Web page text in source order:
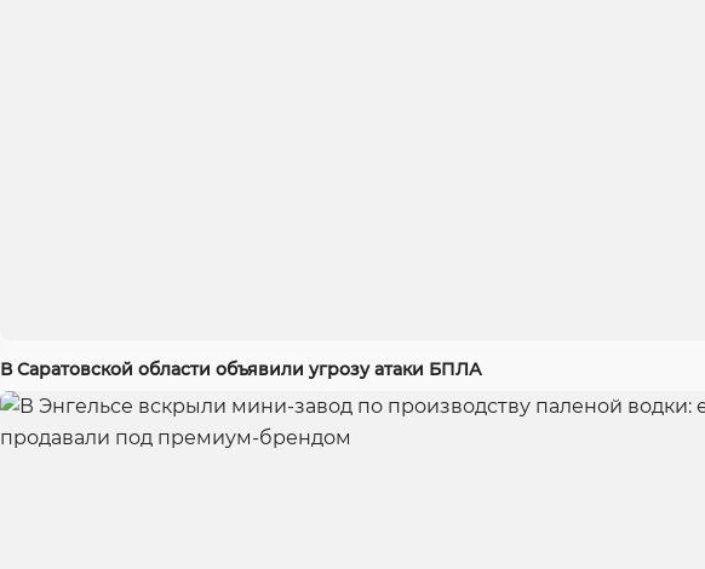
В Саратовской области объявили угрозу атаки БПЛА